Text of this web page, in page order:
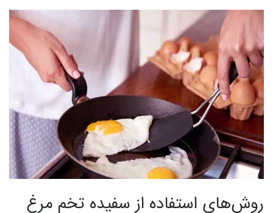
روش‌های استفاده از سفیده تخم مرغ